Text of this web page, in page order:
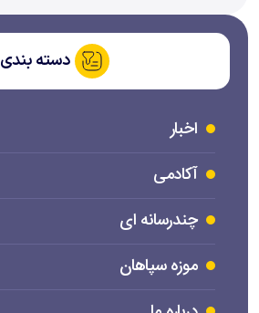
دسته بندی
اخبار
آکادمی
چندرسانه ای
موزه سپاهان